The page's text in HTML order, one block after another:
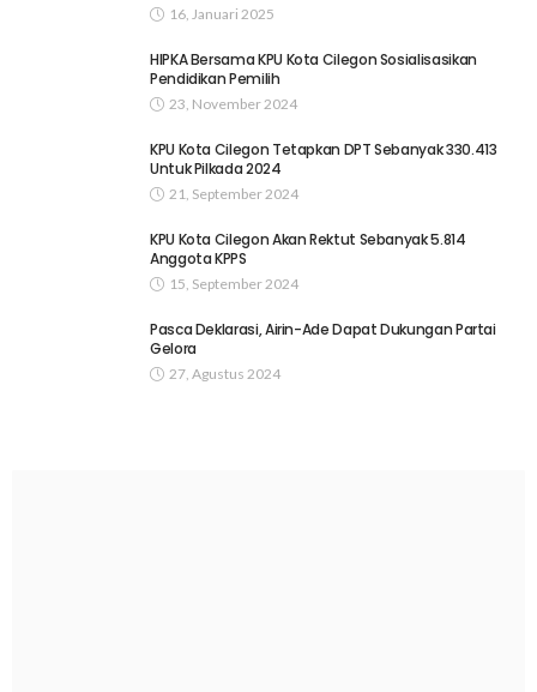
16, Januari 2025
HIPKA Bersama KPU Kota Cilegon Sosialisasikan
Pendidikan Pemilih
23, November 2024
KPU Kota Cilegon Tetapkan DPT Sebanyak 330.413
Untuk Pilkada 2024
21, September 2024
KPU Kota Cilegon Akan Rektut Sebanyak 5.814
Anggota KPPS
15, September 2024
Pasca Deklarasi, Airin-Ade Dapat Dukungan Partai
Gelora
27, Agustus 2024